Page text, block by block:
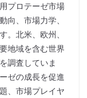
プロテーゼ市場
向、市場力学、
。北米、欧州、
地域を含む世界
調査していま
ゼの成長を促進
、市場プレイヤ